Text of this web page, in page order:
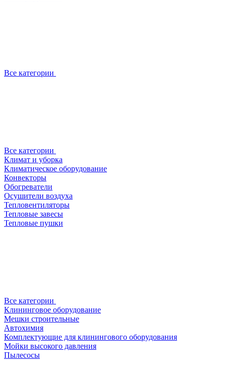
Все категории
Все категории
Климат и уборка
Климатическое оборудование
Конвекторы
Обогреватели
Осушители воздуха
Тепловентиляторы
Тепловые завесы
Тепловые пушки
Все категории
Клининговое оборудование
Мешки строительные
Автохимия
Комплектующие для клинингового оборудования
Мойки высокого давления
Пылесосы